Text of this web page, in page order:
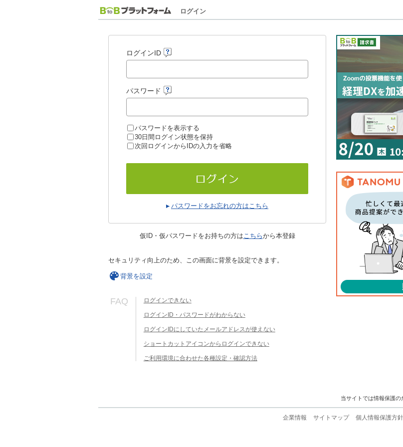
ログイン
ログインID
パスワード
パスワードを表示する
30日間ログイン状態を保持
次回ログインからIDの入力を省略
パスワードをお忘れの方はこちら
仮ID・仮パスワードをお持ちの方はこちらから本登録
セキュリティ向上のため、この画面に背景を設定できます。
背景を設定
FAQ ログインできない
ログインID・パスワードがわからない
ログインIDにしていたメールアドレスが使えない
ショートカットアイコンからログインできない
ご利用環境に合わせた各種設定・確認方法
当サイトでは情報保護の
企業情報 サイトマップ 個人情報保護方針